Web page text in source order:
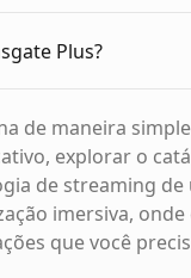
Plus?
de maneira
explorar o
de streaming
imersiva,
que você